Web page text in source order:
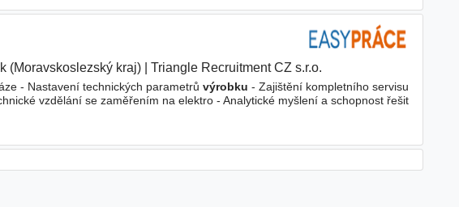
(Moravskoslezský kraj) Triangle Recruitment CZ s.r.o.
- Nastavení technických parametrů výrobku - Zajištění kompletního servisu
vzdělání se zaměřením na elektro - Analytické myšlení a schopnost řešit